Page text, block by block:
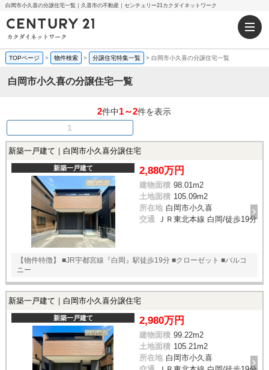
白岡市小久喜の分譲住宅一覧｜久喜市の不動産｜センチュリー21カクダイネットワーク
TOPページ > 物件検索 > 分譲住宅特集一覧 > 白岡市小久喜の分譲住宅一覧
白岡市小久喜の分譲住宅一覧
2件中1～2件を表示
1
新築一戸建て｜白岡市小久喜分譲住宅
新築一戸建て 2,880万円
建物面積 98.01m2
土地面積 105.09m2
所在地 白岡市小久喜
交通 ＪＲ東北本線 白岡/徒歩19分
【物件特徴】 ■JR宇都宮線『白岡』駅徒歩19分 ■クローゼット ■バルコ
ニー
新築一戸建て｜白岡市小久喜分譲住宅
新築一戸建て 2,980万円
建物面積 99.22m2
土地面積 105.21m2
所在地 白岡市小久喜